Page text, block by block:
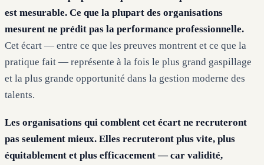
est mesurable. Ce que la plupart des organisations
mesurent ne prédit pas la performance professionnelle.
Cet écart — entre ce que les preuves montrent et ce que la
pratique fait — représente à la fois le plus grand gaspillage
et la plus grande opportunité dans la gestion moderne des
talents.
Les organisations qui comblent cet écart ne recruteront
pas seulement mieux. Elles recruteront plus vite, plus
équitablement et plus efficacement — car validité,